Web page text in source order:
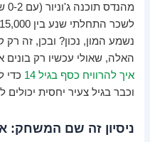
נשמע המון, נכון? ובכן, זה
האלה, שאולי עכשיו רק בונים
איך להרוויח כסף בגיל 14
כדי
וכבר בגיל צעיר יחסית יכולים
ניסיון זה שם המשחק: